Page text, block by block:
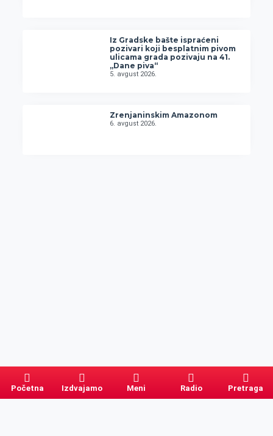
Iz Gradske bašte ispraćeni
pozivari koji besplatnim pivom
ulicama grada pozivaju na 41.
„Dane piva“
5. avgust 2026.
Zrenjaninskim Amazonom
6. avgust 2026.
Početna Izdvajamo Meni Radio Pretraga